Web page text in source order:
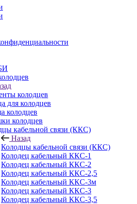
колодцев
для колодцев
колодцев
колодцев
кабельной связи (ККС)
Назад
Колодцы кабельной связи (ККС)
Колодец кабельный ККС-1
Колодец кабельный ККС-2
Колодец кабельный ККС-2,5
Колодец кабельный ККС-3м
Колодец кабельный ККС-3
Колодец кабельный ККС-3,5